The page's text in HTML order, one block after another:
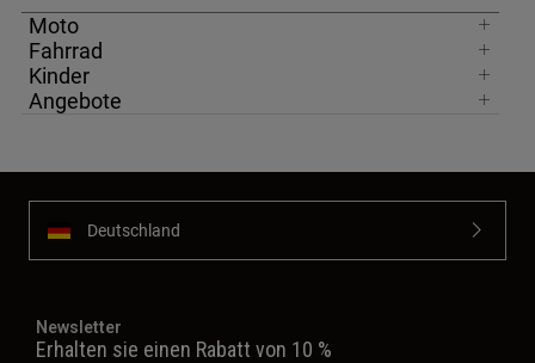
Moto
Fahrrad
Kinder
Angebote
Deutschland
Newsletter
Erhalten sie einen Rabatt von 10 %